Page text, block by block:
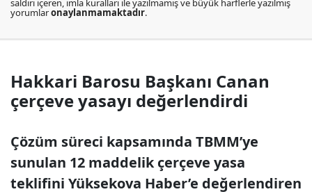
saldırı içeren, imla kuralları ile yazılmamış ve büyük harflerle yazılmış
yorumlaronaylanmamaktadır.
Hakkari Barosu Başkanı Canan
çerçeve yasayı değerlendirdi
Çözüm süreci kapsamında TBMM’ye
sunulan 12 maddelik çerçeve yasa
teklifini Yüksekova Haber’e değerlendiren